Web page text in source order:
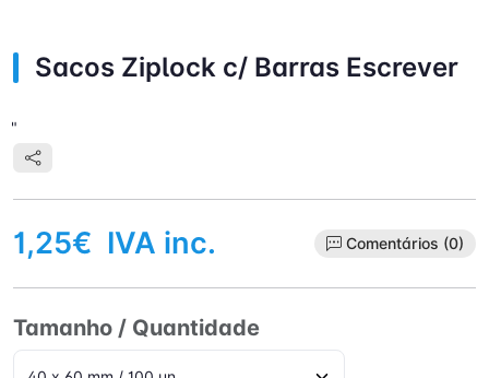
Sacos Ziplock c/ Barras Escrever
"
1,25€ IVA inc. Comentários (0)
Tamanho / Quantidade